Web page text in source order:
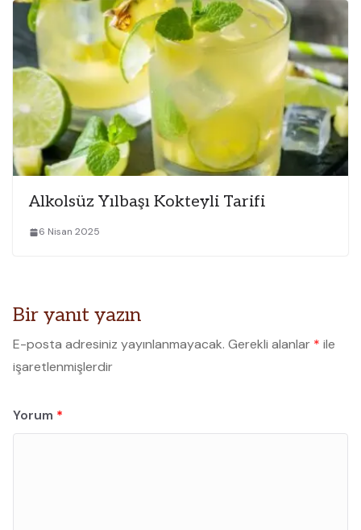
Alkolsüz Yılbaşı Kokteyli Tarifi
6 Nisan 2025
Bir yanıt yazın
E-posta adresiniz yayınlanmayacak. Gerekli alanlar * ile
işaretlenmişlerdir
Yorum *